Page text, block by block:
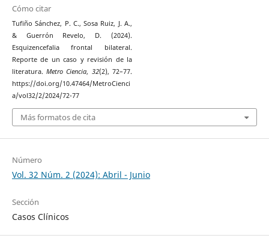
Cómo citar
Tufiño Sánchez, P. C., Sosa Ruiz, J. A.,
& Guerrón Revelo, D. (2024).
Esquizencefalia frontal bilateral.
Reporte de un caso y revisión de la
literatura.Metro Ciencia, 32(2), 72–77.
https://doi.org/10.47464/MetroCienci
a/vol32/2/2024/72-77
Más formatos de cita
Número
Vol. 32 Núm. 2 (2024): Abril - Junio
Sección
Casos Clínicos